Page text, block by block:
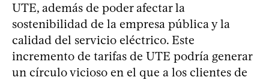
UTE, además de poder afectar la
sostenibilidad de la empresa pública y la
calidad del servicio eléctrico. Este
incremento de tarifas de UTE podría generar
un círculo vicioso en el que a los clientes de